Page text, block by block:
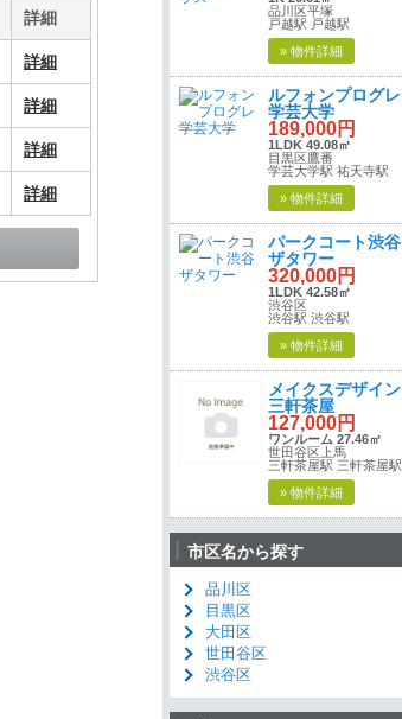
詳細
詳細
詳細
詳細
詳細
品川区平塚
戸越駅 戸越駅
» 物件詳細
ルフォンプログレ
学芸大学
189,000円
1LDK 49.08㎡
目黒区鷹番
学芸大学駅 祐天寺駅
» 物件詳細
パークコート渋谷
ザタワー
320,000円
1LDK 42.58㎡
渋谷区
渋谷駅 渋谷駅
» 物件詳細
メイクスデザイン
三軒茶屋
127,000円
ワンルーム 27.46㎡
世田谷区上馬
三軒茶屋駅 三軒茶屋駅
» 物件詳細
市区名から探す
品川区
目黒区
大田区
世田谷区
渋谷区